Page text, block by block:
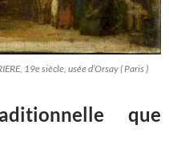
19e siècle, usée d’Orsay ( Paris )
que